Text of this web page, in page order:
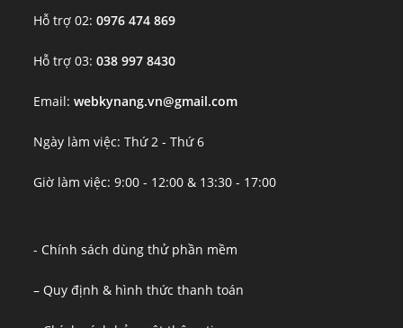
Hỗ trợ 02:0976 474 869
Hỗ trợ 03:038 997 8430
Email:webkynang.vn@gmail.com
Ngày làm việc: Thứ 2 - Thứ 6
Giờ làm việc: 9:00 - 12:00 & 13:30 - 17:00
- Chính sách dùng thử phần mềm
– Quy định & hình thức thanh toán